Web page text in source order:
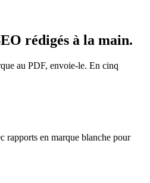
rédigés à la main.
au PDF, envoie-le. En cinq
en marque blanche pour